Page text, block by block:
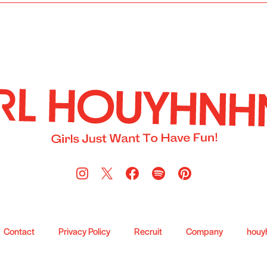
Contact Privacy Policy Recruit Company